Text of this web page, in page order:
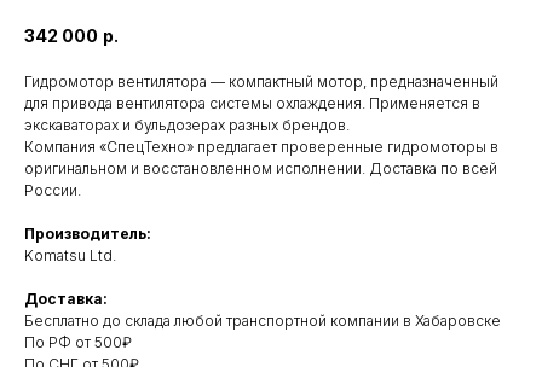
342 000 р.
Гидромотор вентилятора — компактный мотор, предназначенный
для привода вентилятора системы охлаждения. Применяется в
экскаваторах и бульдозерах разных брендов.
Компания «СпецТехно» предлагает проверенные гидромоторы в
оригинальном и восстановленном исполнении. Доставка по всей
России.
Производитель:
Komatsu Ltd.
Доставка:
Бесплатно до склада любой транспортной компании в Хабаровске
По РФ от 500₽
Свяжитесь с нами